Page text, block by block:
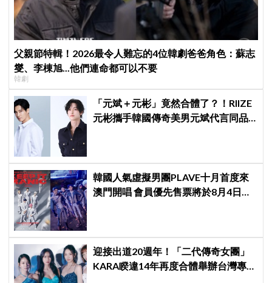
父親節特輯！2026最令人難忘的4位韓劇爸爸角色：蘇志
燮、李棟旭...他們連命都可以不要
韓劇
「元斌＋元彬」竟然合體了？！RIIZE
元彬攜手韓國傳奇美男元斌代言同品
韓國人氣虛擬男團PLAVE十月首度來
澳門開唱 會員優先售票將於8月4日開
迎接出道20週年！「二代傳奇女團」
KARA睽違14年再度合體舉辦台灣專場